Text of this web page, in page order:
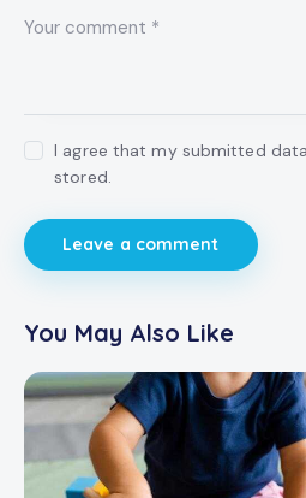
I agree that my submitted
stored.
You May Also Like